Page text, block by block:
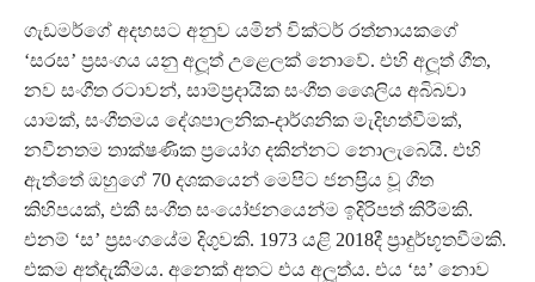
ගැඩමර්ගේ අදහසට අනුව යමින් වික්ටර් රත්නායකගේ
‘සරස’ ප‍්‍රසංගය යනු අලූත් උළෙලක් නොවේ. එහි අලූත් ගීත,
නව සංගීත රටාවන්, සාම්ප‍්‍රදායික සංගීත ශෛලිය අබිබවා
යාමක්, සංගීතමය දේශපාලනික-දාර්ශනික මැදිහත්වීමක්,
නවීනතම තාක්ෂණික ප‍්‍රයෝග දකින්නට නොලැබෙයි. එහි
ඇත්තේ ඔහුගේ 70 දශකයෙන් මෙපිට ජනප‍්‍රිය වූ ගීත
කිහිපයක්, එකී සංගීත සංයෝජනයෙන්ම ඉදිරිපත් කිරීමකි.
එනම් ‘ස’ ප‍්‍රසංගයේම දිගුවකි. 1973 යළි 2018දී ප‍්‍රාදුර්භූතවීමකි.
එකම අත්දැකීමය. අනෙක් අතට එය අලූත්ය. එය ‘ස’ නොව